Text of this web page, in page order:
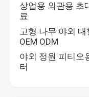
개 쓰레기통
상업용 외관용 초
료
고형 나무 야외
OEM ODM
야외 정원 피티오
터